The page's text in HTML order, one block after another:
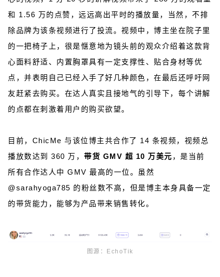
和 1.56 万的点赞，远远高出平时的播放量，当然，不排
除品牌为该条视频进行了投流。视频中，博主坐在院子里
的一把椅子上，很是惬意地为镜头前的观众介绍着这款背
心面料舒适、内置胸罩具有一定支撑性、贴合身材等优
点，并表明自己已经入手了好几种颜色，在最后还呼吁网
友赶紧去购买。在达人真实且接地气的引导下，每个讲解
的点都在刺激着用户的购买欲望。
目前，ChicMe 与该位博主共合作了 14 条视频，视频总
播放数达到 360 万， 带货 GMV 超 10 万美元 ，是当前
所有合作达人中 GMV 最高的一位。虽然
@sarahyoga785 的粉丝数不高，但是博主本身具备一定
的带货能力，能够为产品带来销售转化。
图源：EchoTik